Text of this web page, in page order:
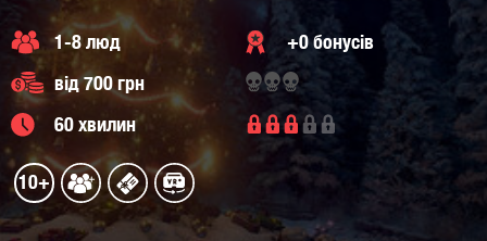
1-8 люд
+0 бонусів
від 700 грн
60 хвилин
10+